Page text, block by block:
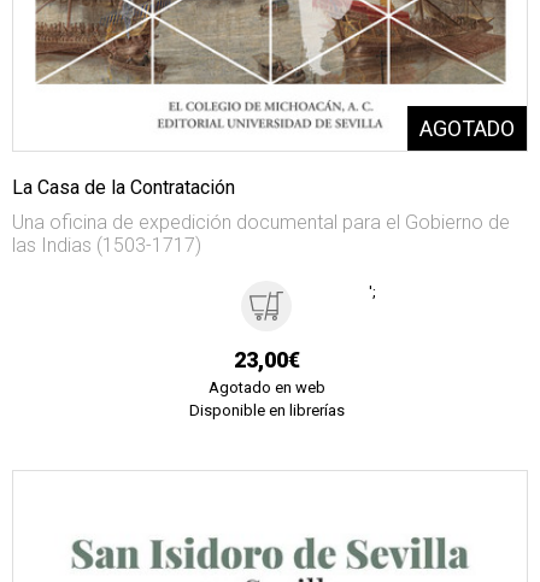
La Casa de la Contratación
Una oficina de expedición documental para el Gobierno de
las Indias (1503-1717)
23,00€
Agotado en web
Disponible en librerías
';